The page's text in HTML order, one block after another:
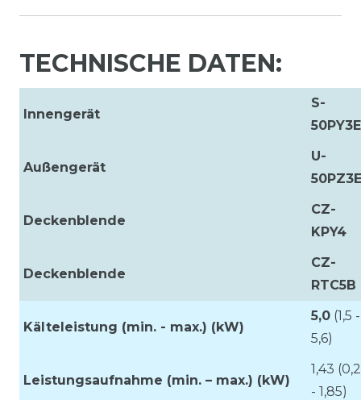
TECHNISCHE DATEN:
Innengerät
S-
50PY3E
Außengerät
U-
Deckenblende
CZ-
KPY4
Deckenblende
CZ-
RTC5B
Kälteleistung (min. - max.) (kW)
5,0 (1,5 -
5,6)
Leistungsaufnahme (min. – max.) (kW)
1,43
- 1,85)